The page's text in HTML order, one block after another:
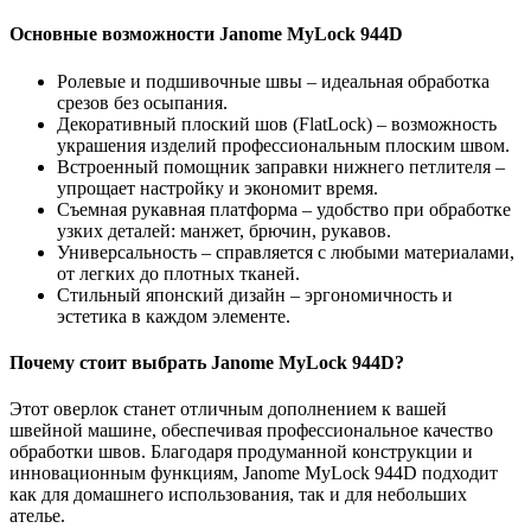
Основные возможности Janome MyLock 944D
Ролевые и подшивочные швы – идеальная обработка
срезов без осыпания.
Декоративный плоский шов (FlatLock) – возможность
украшения изделий профессиональным плоским швом.
Встроенный помощник заправки нижнего петлителя –
упрощает настройку и экономит время.
Съемная рукавная платформа – удобство при обработке
узких деталей: манжет, брючин, рукавов.
Универсальность – справляется с любыми материалами,
от легких до плотных тканей.
Стильный японский дизайн – эргономичность и
эстетика в каждом элементе.
Почему стоит выбрать Janome MyLock 944D?
Этот оверлок станет отличным дополнением к вашей
швейной машине, обеспечивая профессиональное качество
обработки швов. Благодаря продуманной конструкции и
инновационным функциям, Janome MyLock 944D подходит
как для домашнего использования, так и для небольших
ателье.